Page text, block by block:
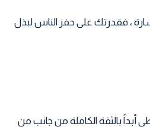
، فقدرتك على حفز الناس لبذل
بالثقة الكاملة من جانب من